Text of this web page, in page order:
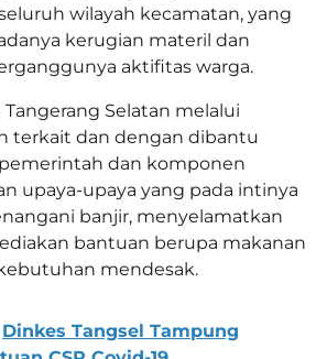
wilayah kecamatan, yang
kerugian materil dan
aktifitas warga.
Selatan melalui
terkait dan dengan dibantu
dan komponen
upaya-upaya yang pada intinya
banjir, menyelamatkan
bantuan berupa makanan
mendesak.
Dinkes Tangsel Tampung